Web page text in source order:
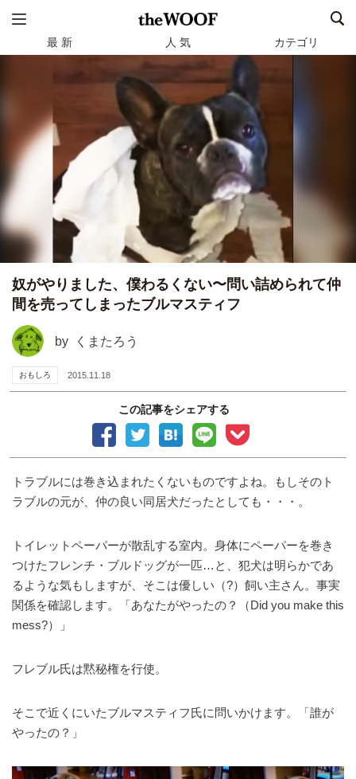
最 新 人 気 カテゴリ
奴がやりました、僕わるくない〜問い詰められて仲
間を売ってしまったブルマスティフ
by くまたろう
おもしろ 2015.11.18
この記事をシェアする
トラブルには巻き込まれたくないものですよね。もしそのト
ラブルの元が、仲の良い同居犬だったとしても・・・。
トイレットペーパーが散乱する室内。身体にペーパーを巻き
つけたフレンチ・ブルドッグが一匹…と、犯犬は明らかであ
るような気もしますが、そこは優しい（?）飼い主さん。事実
関係を確認します。「あなたがやったの？（Did you make this
mess?）」
フレブル氏は黙秘権を行使。
そこで近くにいたブルマスティフ氏に問いかけます。「誰が
やったの？」